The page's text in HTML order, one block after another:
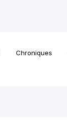
Chroniques